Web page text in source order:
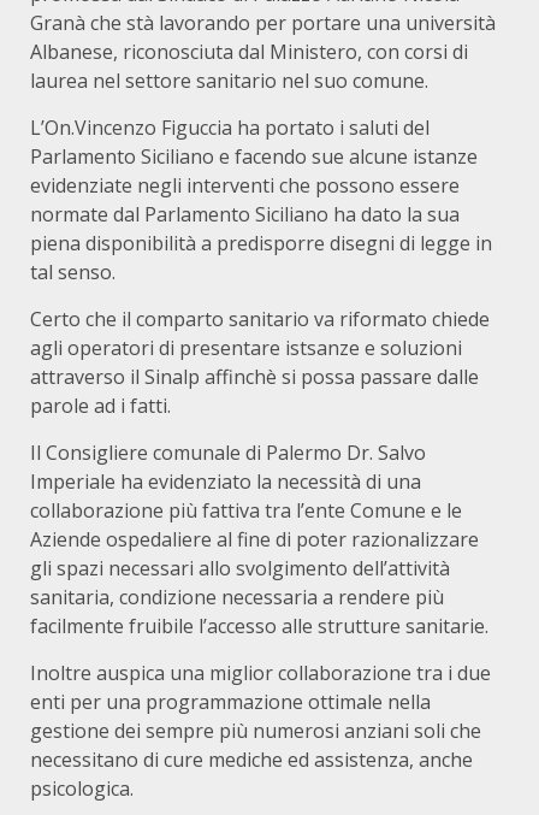
Granà che stà lavorando per portare una università
Albanese, riconosciuta dal Ministero, con corsi di
laurea nel settore sanitario nel suo comune.
L’On.Vincenzo Figuccia ha portato i saluti del
Parlamento Siciliano e facendo sue alcune istanze
evidenziate negli interventi che possono essere
normate dal Parlamento Siciliano ha dato la sua
piena disponibilità a predisporre disegni di legge in
tal senso.
Certo che il comparto sanitario va riformato chiede
agli operatori di presentare istsanze e soluzioni
attraverso il Sinalp affinchè si possa passare dalle
parole ad i fatti.
Il Consigliere comunale di Palermo Dr. Salvo
Imperiale ha evidenziato la necessità di una
collaborazione più fattiva tra l’ente Comune e le
Aziende ospedaliere al fine di poter razionalizzare
gli spazi necessari allo svolgimento dell’attività
sanitaria, condizione necessaria a rendere più
facilmente fruibile l’accesso alle strutture sanitarie.
Inoltre auspica una miglior collaborazione tra i due
enti per una programmazione ottimale nella
gestione dei sempre più numerosi anziani soli che
necessitano di cure mediche ed assistenza, anche
psicologica.